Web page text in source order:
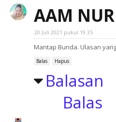
AAM
20 Juli 2021 pukul 19.35
Mantap Bunda. Ulasan
Balas Hapus
Balasan
Balas